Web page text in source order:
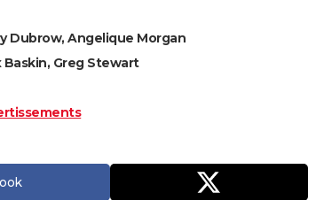
Dubrow, Angelique Morgan
Baskin, Greg Stewart